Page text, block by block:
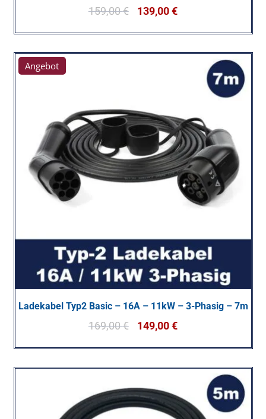
159,00€ 139,00€
Angebot
Ladekabel Typ2 Basic – 16A – 11kW – 3-Phasig – 7m
169,00€ 149,00€